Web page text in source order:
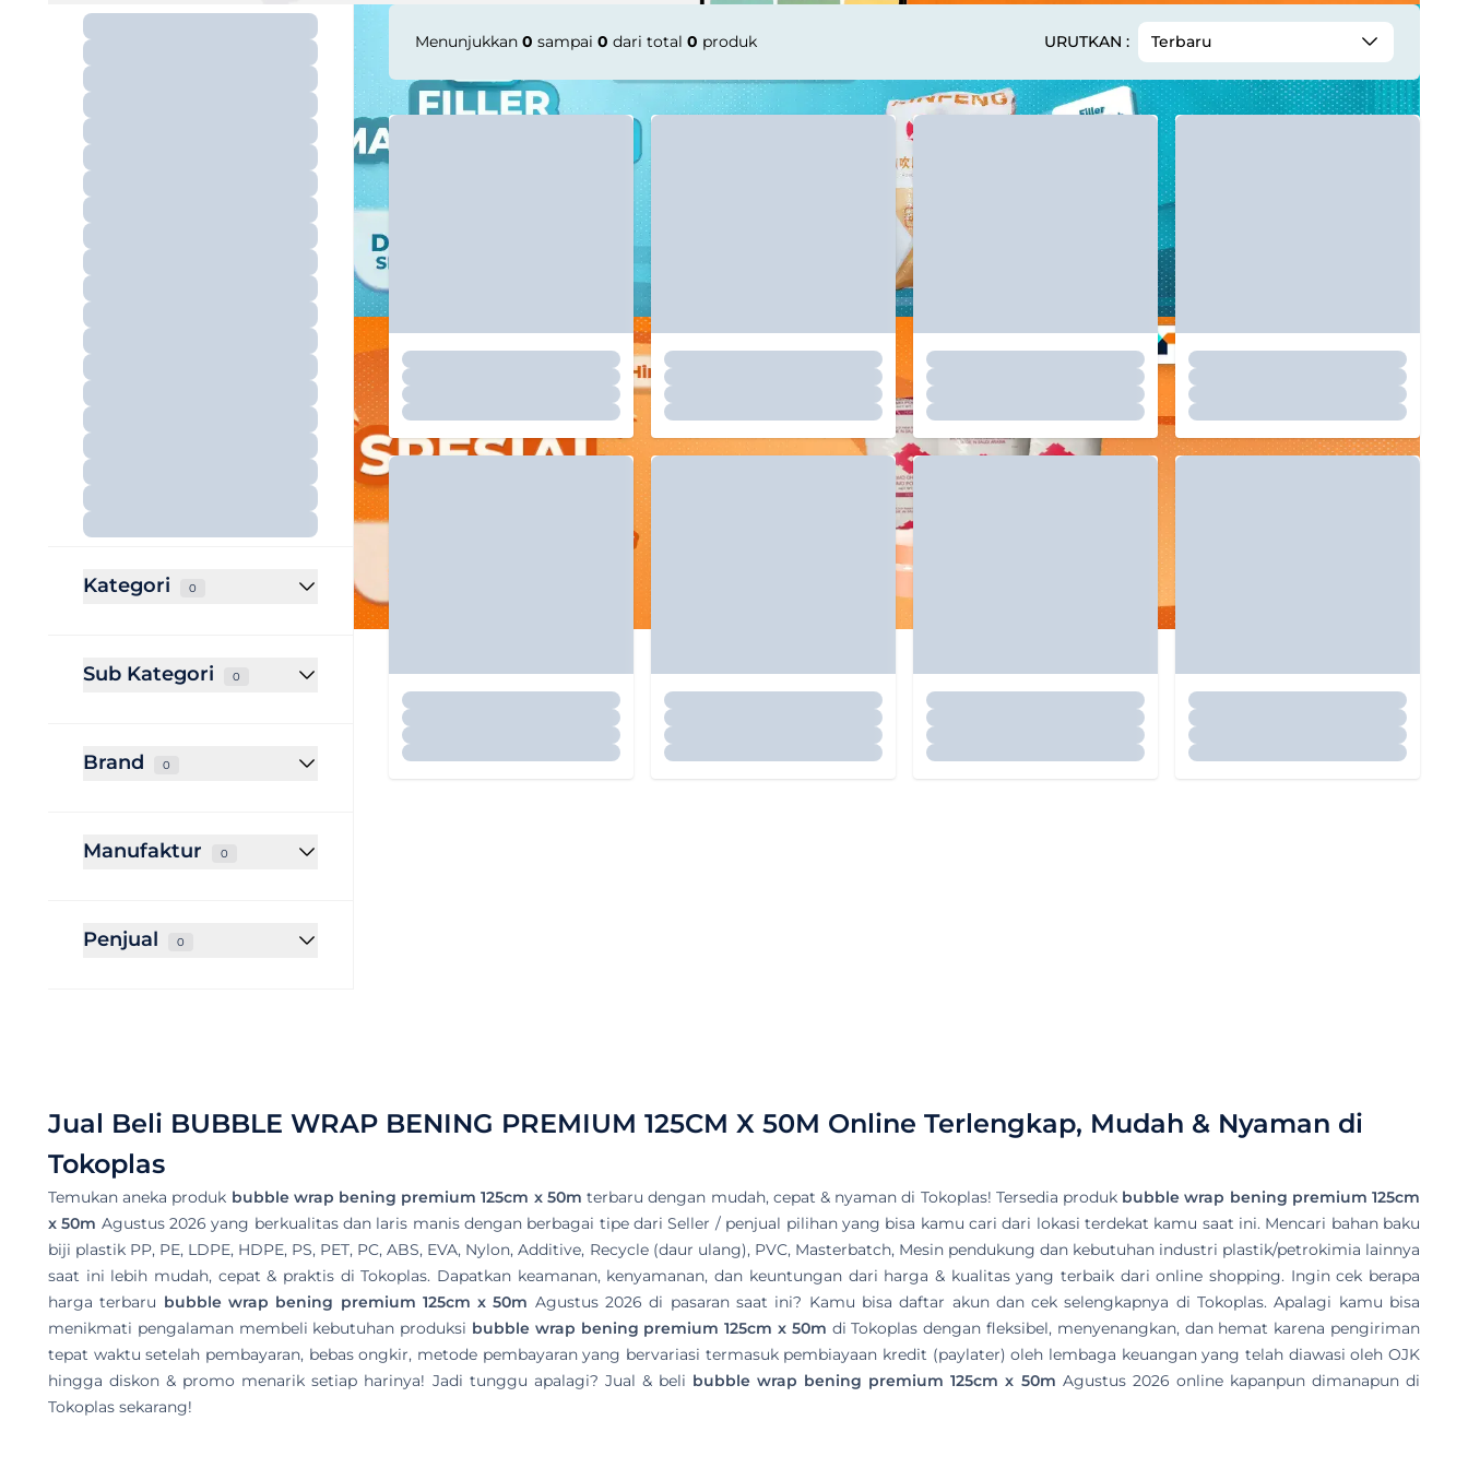
Kategori 0
Sub Kategori 0
Brand 0
Manufaktur 0
Penjual 0
Menunjukkan 0 sampai 0 dari total 0 produk URUTKAN : Terbaru
Jual Beli BUBBLE WRAP BENING PREMIUM 125CM X 50M Online Terlengkap, Mudah & Nyaman di
Tokoplas
Temukan aneka produk bubble wrap bening premium 125cm x 50m terbaru dengan mudah, cepat & nyaman di Tokoplas! Tersedia produk bubble wrap bening premium 125cm
x 50m Agustus 2026 yang berkualitas dan laris manis dengan berbagai tipe dari Seller / penjual pilihan yang bisa kamu cari dari lokasi terdekat kamu saat ini. Mencari bahan baku
biji plastik PP, PE, LDPE, HDPE, PS, PET, PC, ABS, EVA, Nylon, Additive, Recycle (daur ulang), PVC, Masterbatch, Mesin pendukung dan kebutuhan industri plastik/petrokimia lainnya
saat ini lebih mudah, cepat & praktis di Tokoplas. Dapatkan keamanan, kenyamanan, dan keuntungan dari harga & kualitas yang terbaik dari online shopping. Ingin cek berapa
harga terbaru bubble wrap bening premium 125cm x 50m Agustus 2026 di pasaran saat ini? Kamu bisa daftar akun dan cek selengkapnya di Tokoplas. Apalagi kamu bisa
menikmati pengalaman membeli kebutuhan produksi bubble wrap bening premium 125cm x 50m di Tokoplas dengan fleksibel, menyenangkan, dan hemat karena pengiriman
tepat waktu setelah pembayaran, bebas ongkir, metode pembayaran yang bervariasi termasuk pembiayaan kredit (paylater) oleh lembaga keuangan yang telah diawasi oleh OJK
hingga diskon & promo menarik setiap harinya! Jadi tunggu apalagi? Jual & beli bubble wrap bening premium 125cm x 50m Agustus 2026 online kapanpun dimanapun di
Tokoplas sekarang!